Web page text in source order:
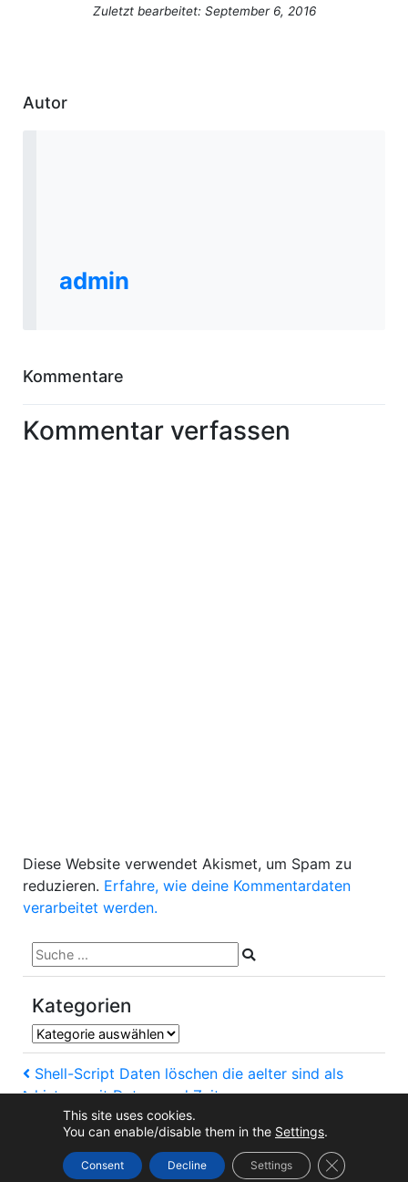
Zuletzt bearbeitet: September 6, 2016
Autor
admin
Kommentare
Kommentar verfassen
Diese Website verwendet Akismet, um Spam zu
reduzieren. Erfahre, wie deine Kommentardaten
verarbeitet werden.
Kategorien
Kategorien
Beitragsnavigation
Vorheriger
Artikel
Shell-Script Daten löschen die aelter sind als
Nächster
Artikel
history mit Datum und Zeit
Copyright © 2026 steinkogler.org
. Alle Rechte vorbehalten.
Theme von
Mynote.
This site uses cookies.
You can enable/disable them in the Settings.
Consent Decline Settings GDPR